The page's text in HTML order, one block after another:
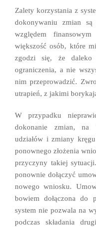
Zalety korzystania z
dokonywaniu zmian są
względem
większość osób, które
zgodzi się, że
ograniczenia, a nie
nim przeprowadzić.
utrapień, z jakimi
W przypadku
dokonanie zmian, na
udziałów i zmiany
ponownego złożenia
przyczyny takiej
ponownie dołączyć
nowego wniosku.
bowiem dołączona do
system nie pozwala na
podczas składania